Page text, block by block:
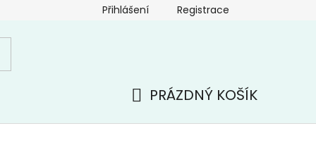
Přihlášení Registrace
PRÁZDNÝ KOŠÍK